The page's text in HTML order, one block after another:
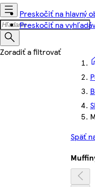
Preskočiť na hlavný
Preskočiť na
Späť